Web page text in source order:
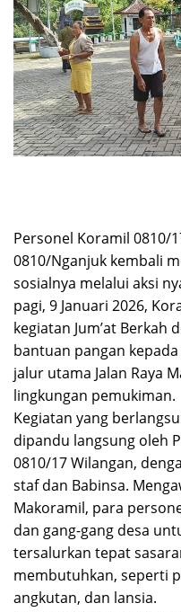
​Personel Koramil 0810/
0810/Nganjuk kembali
sosialnya melalui aksi
pagi, 9 Januari 2026,
kegiatan Jum’at Berkah
bantuan pangan
jalur utama Jalan Raya
lingkungan pemukiman.
​Kegiatan yang
dipandu langsung oleh
0810/17 Wilangan,
staf dan Babinsa.
Makoramil, para
dan gang-gang desa
tersalurkan tepat
membutuhkan, seperti
angkutan, dan lansia.